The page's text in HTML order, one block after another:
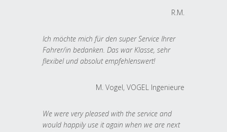
R.M.
Ich möchte mich für den super Service Ihrer
Fahrer/in bedanken. Das war Klasse, sehr
flexibel und absolut empfehlenswert!
M. Vogel, VOGEL Ingenieure
We were very pleased with the service and
would happily use it again when we are next